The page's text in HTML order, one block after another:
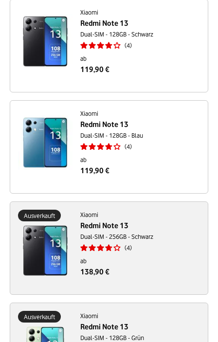
Xiaomi
Redmi Note 13
Dual-SIM - 128GB - Schwarz
4
ab
119,90 €
Xiaomi
Redmi Note 13
Dual-SIM - 128GB - Blau
4
ab
119,90 €
Ausverkauft Xiaomi
Redmi Note 13
Dual-SIM - 256GB - Schwarz
4
ab
138,90 €
Ausverkauft Xiaomi
Redmi Note 13
Dual-SIM - 128GB - Grün